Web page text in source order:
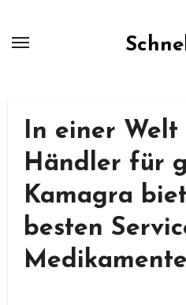
In einer Welt
Händler für
Kamagra
besten
Medikamente